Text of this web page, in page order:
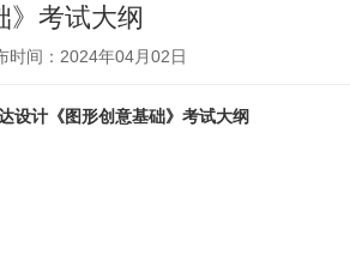
》考试大纲
间：2024年04月02日
设计《图形创意基础》考试大纲